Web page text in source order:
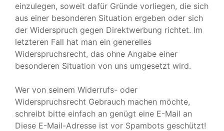
einzulegen, soweit dafür Gründe vorliegen, die sich
aus einer besonderen Situation ergeben oder sich
der Widerspruch gegen Direktwerbung richtet. Im
letzteren Fall hat man ein generelles
Widerspruchsrecht, das ohne Angabe einer
besonderen Situation von uns umgesetzt wird.
Wer von seinem Widerrufs- oder
Widerspruchsrecht Gebrauch machen möchte,
schreibt bitte einfach an genügt eine E-Mail an
Diese E-Mail-Adresse ist vor Spambots geschützt!